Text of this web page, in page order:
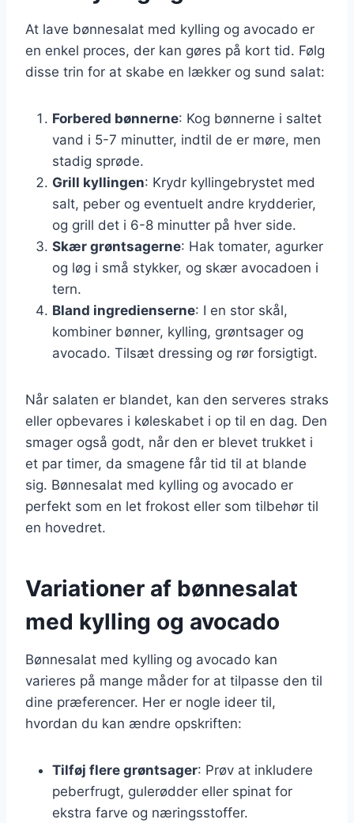
At lave bønnesalat med kylling og avocado er
en enkel proces, der kan gøres på kort tid. Følg
disse trin for at skabe en lækker og sund salat:
Forbered bønnerne: Kog bønnerne i saltet
vand i 5-7 minutter, indtil de er møre, men
stadig sprøde.
Grill kyllingen: Krydr kyllingebrystet med
salt, peber og eventuelt andre krydderier,
og grill det i 6-8 minutter på hver side.
Skær grøntsagerne: Hak tomater, agurker
og løg i små stykker, og skær avocadoen i
tern.
Bland ingredienserne: I en stor skål,
kombiner bønner, kylling, grøntsager og
avocado. Tilsæt dressing og rør forsigtigt.
Når salaten er blandet, kan den serveres straks
eller opbevares i køleskabet i op til en dag. Den
smager også godt, når den er blevet trukket i
et par timer, da smagene får tid til at blande
sig. Bønnesalat med kylling og avocado er
perfekt som en let frokost eller som tilbehør til
en hovedret.
Variationer af bønnesalat
med kylling og avocado
Bønnesalat med kylling og avocado kan
varieres på mange måder for at tilpasse den til
dine præferencer. Her er nogle ideer til,
hvordan du kan ændre opskriften:
Tilføj flere grøntsager: Prøv at inkludere
peberfrugt, gulerødder eller spinat for
ekstra farve og næringsstoffer.